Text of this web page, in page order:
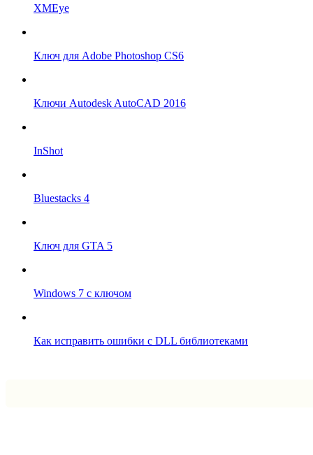
XMEye
Ключ для Adobe Photoshop CS6
Ключи Autodesk AutoCAD 2016
InShot
Bluestacks 4
Ключ для GTA 5
Windows 7 с ключом
Как исправить ошибки с DLL библиотеками